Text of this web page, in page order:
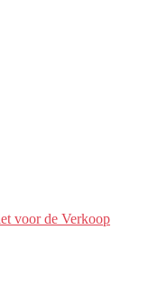
voor de Verkoop